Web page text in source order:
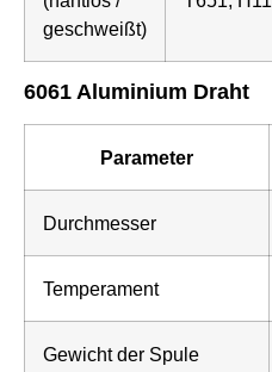
geschweißt)
6061 Aluminium Draht
Parameter
Durchmesser
Temperament
Gewicht der Spule